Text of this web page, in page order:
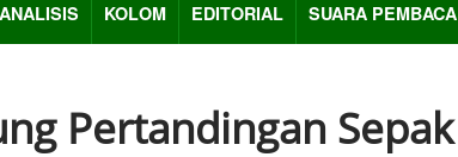
ANALISIS KOLOM EDITORIAL SUARA PEMBACA
Pertandingan Sepak